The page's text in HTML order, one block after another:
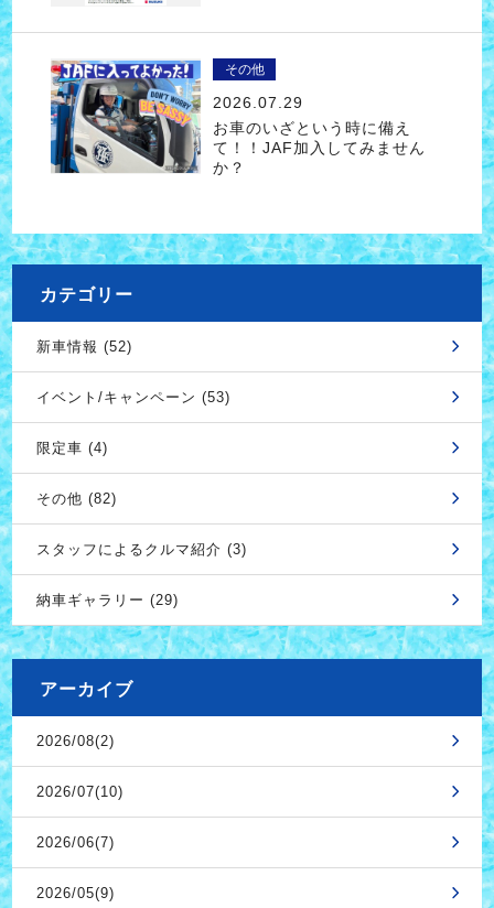
その他
2026.07.29
お車のいざという時に備え
て！！JAF加入してみません
か？
カテゴリー
新車情報 (52)
イベント/キャンペーン (53)
限定車 (4)
その他 (82)
スタッフによるクルマ紹介 (3)
納車ギャラリー (29)
アーカイブ
2026/08(2)
2026/07(10)
2026/06(7)
2026/05(9)